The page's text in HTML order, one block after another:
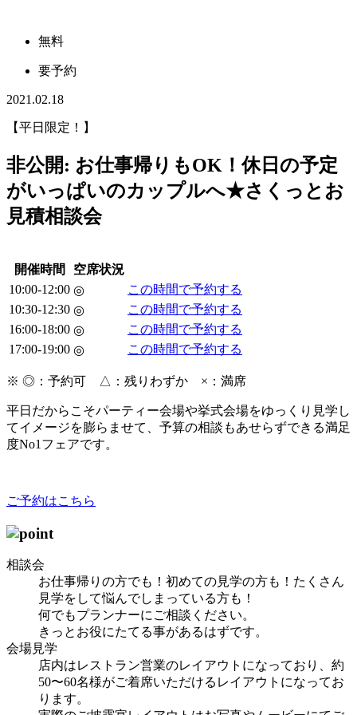
無料
要予約
2021.02.18
【平日限定！】
非公開: お仕事帰りもOK！休日の予定
がいっぱいのカップルへ★さくっとお
見積相談会
開催時間
空席状況
10:00-12:00 ◎
この時間で予約する
10:30-12:30 ◎
この時間で予約する
16:00-18:00 ◎
この時間で予約する
17:00-19:00 ◎ この時間で予約する
※ ◎ ：予約可 △ ：残りわずか × ：満席
平日だからこそパーティー会場や挙式会場をゆっくり見学し
てイメージを膨らませて、予算の相談もあせらずできる満足
度No1フェアです。
ご予約はこちら
相談会
お仕事帰りの方でも！初めての見学の方も！たくさん
見学をして悩んでしまっている方も！
何でもプランナーにご相談ください。
きっとお役にたてる事があるはずです。
会場見学
店内はレストラン営業のレイアウトになっており、約
50〜60名様がご着席いただけるレイアウトになってお
ります。